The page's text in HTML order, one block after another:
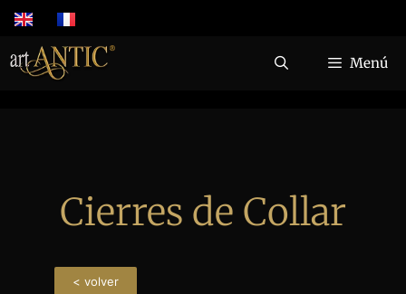
Menú
Cierres de Collar
< volver